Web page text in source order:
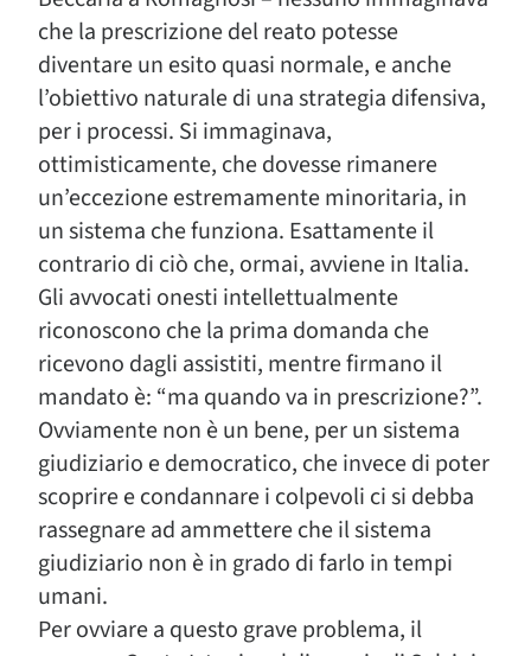
che la prescrizione del reato potesse
diventare un esito quasi normale, e anche
l’obiettivo naturale di una strategia difensiva,
per i processi. Si immaginava,
ottimisticamente, che dovesse rimanere
un’eccezione estremamente minoritaria, in
un sistema che funziona. Esattamente il
contrario di ciò che, ormai, avviene in Italia.
Gli avvocati onesti intellettualmente
riconoscono che la prima domanda che
ricevono dagli assistiti, mentre firmano il
mandato è: “ma quando va in prescrizione?”.
Ovviamente non è un bene, per un sistema
giudiziario e democratico, che invece di poter
scoprire e condannare i colpevoli ci si debba
rassegnare ad ammettere che il sistema
giudiziario non è in grado di farlo in tempi
umani.
Per ovviare a questo grave problema, il